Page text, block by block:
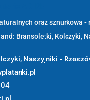
oraz sznurkowa -
Bransoletki, Kolczyki,
Naszyjniki -